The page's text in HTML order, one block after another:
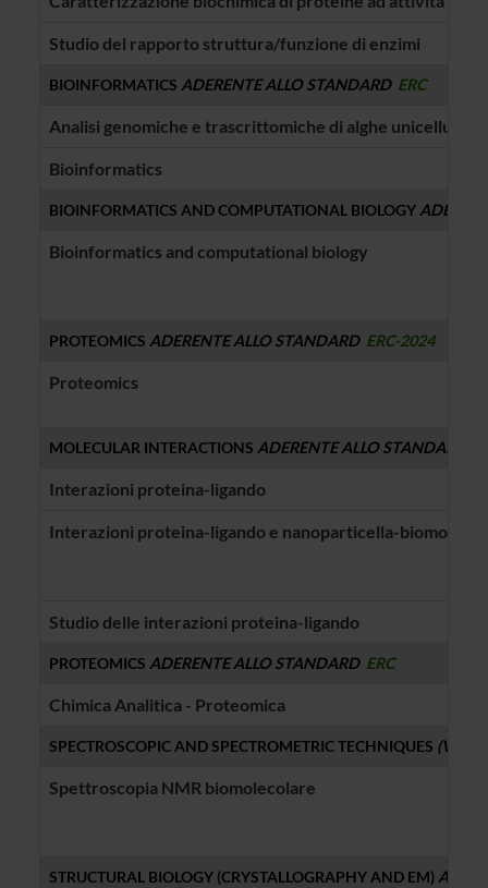
Studio del rapporto struttura/funzione di enzimi
BIOINFORMATICS ADERENTE ALLO STANDARD ERC
Analisi genomiche e trascrittomiche di alghe unicellulari
Bioinformatics
BIOINFORMATICS AND COMPUTATIONAL BIOLOGY
Bioinformatics and computational biology
PROTEOMICS ADERENTE ALLO STANDARD ERC-2024
Proteomics
MOLECULAR INTERACTIONS ADERENTE ALLO STANDARD
Interazioni proteina-ligando
Interazioni proteina-ligando e nanoparticella-
Studio delle interazioni proteina-ligando
PROTEOMICS ADERENTE ALLO STANDARD ERC
Chimica Analitica - Proteomica
SPECTROSCOPIC AND SPECTROMETRIC TECHNIQUES (VEDI
Spettroscopia NMR biomolecolare
STRUCTURAL BIOLOGY (CRYSTALLOGRAPHY AND EM)